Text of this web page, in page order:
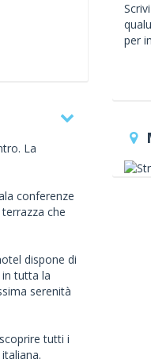
La
conferenze
che
dispone di
tutta la
serenità
tutti i
per